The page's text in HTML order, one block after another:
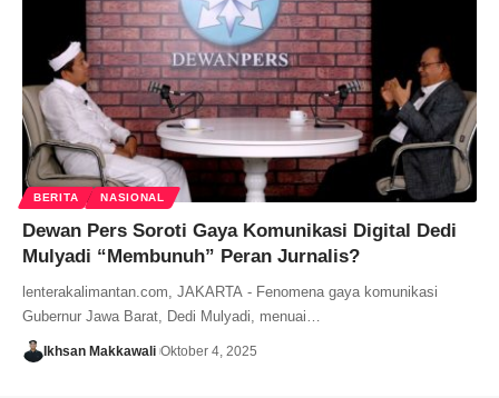
BERITA NASIONAL
Dewan Pers Soroti Gaya Komunikasi Digital Dedi
Mulyadi “Membunuh” Peran Jurnalis?
lenterakalimantan.com, JAKARTA - Fenomena gaya komunikasi
Gubernur Jawa Barat, Dedi Mulyadi, menuai…
Ikhsan Makkawali Oktober 4, 2025